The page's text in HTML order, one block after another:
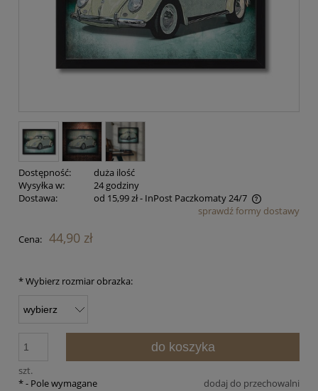
Dostępność:
duża ilość
Wysyłka w:
24 godziny
Dostawa:
od 15,99 zł- InPost Paczkomaty 24/7
Cena nie zawiera ewentualnych kosztów płatnościsprawdź formy dostawy
Cena: 44,90 zł
*Wybierz rozmiar obrazka:
szt.
do koszyka
dodaj do przechowalni
*- Pole wymagane